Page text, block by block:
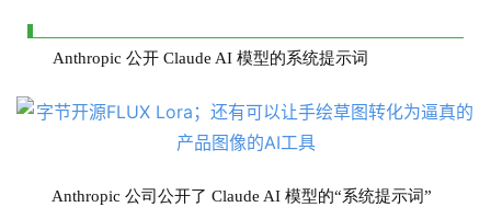
Anthropic 公开 Claude AI 模型的系统提示词
Anthropic 公司公开了 Claude AI 模型的“系统提示词”